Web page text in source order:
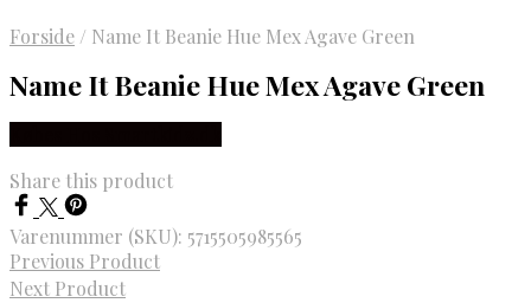
Forside / Name It Beanie Hue Mex Agave Green
Name It Beanie Hue Mex Agave Green
Share this product
Varenummer (SKU): 5715505985565
Previous Product
Next Product